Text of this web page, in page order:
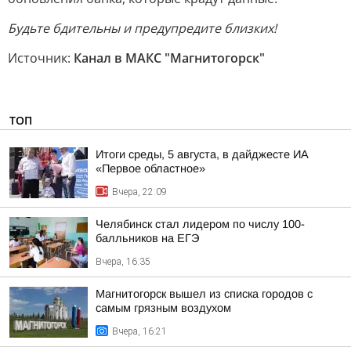
Будьте бдительны и предупредите близких!
Источник: Канал в МАКС "Магнитогорск"
ТОП
Итоги среды, 5 августа, в дайджесте ИА
«Первое областное»
Вчера, 22:09
Челябинск стал лидером по числу 100-
балльников на ЕГЭ
Вчера, 16:35
Магнитогорск вышел из списка городов с
самым грязным воздухом
Вчера, 16:21